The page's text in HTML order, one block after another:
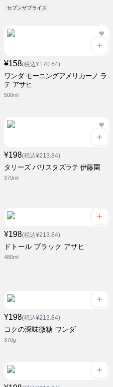
セブンザプライス
¥158(税込¥170.64)
ワンダ モーニングアメリカーノ ラ
テ アサヒ
500ml
¥198(税込¥213.84)
タリーズ バリスタズラテ 伊藤園
370ml
¥198(税込¥213.84)
ドトール ブラック アサヒ
480ml
¥198(税込¥213.84)
コクの深味微糖 ワンダ
370g